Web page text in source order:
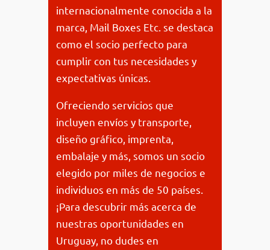
internacionalmente conocida a la
marca, Mail Boxes Etc. se destaca
como el socio perfecto para
cumplir con tus necesidades y
expectativas únicas.
Ofreciendo servicios que
incluyen envíos y transporte,
diseño gráfico, imprenta,
embalaje y más, somos un socio
elegido por miles de negocios e
individuos en más de 50 países.
¡Para descubrir más acerca de
nuestras oportunidades en
Uruguay, no dudes en